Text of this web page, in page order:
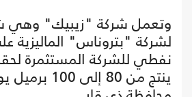
وتعمل شركة "زيبيك" وهي
نفطي للشركة المستثمرة
ينتج من 80